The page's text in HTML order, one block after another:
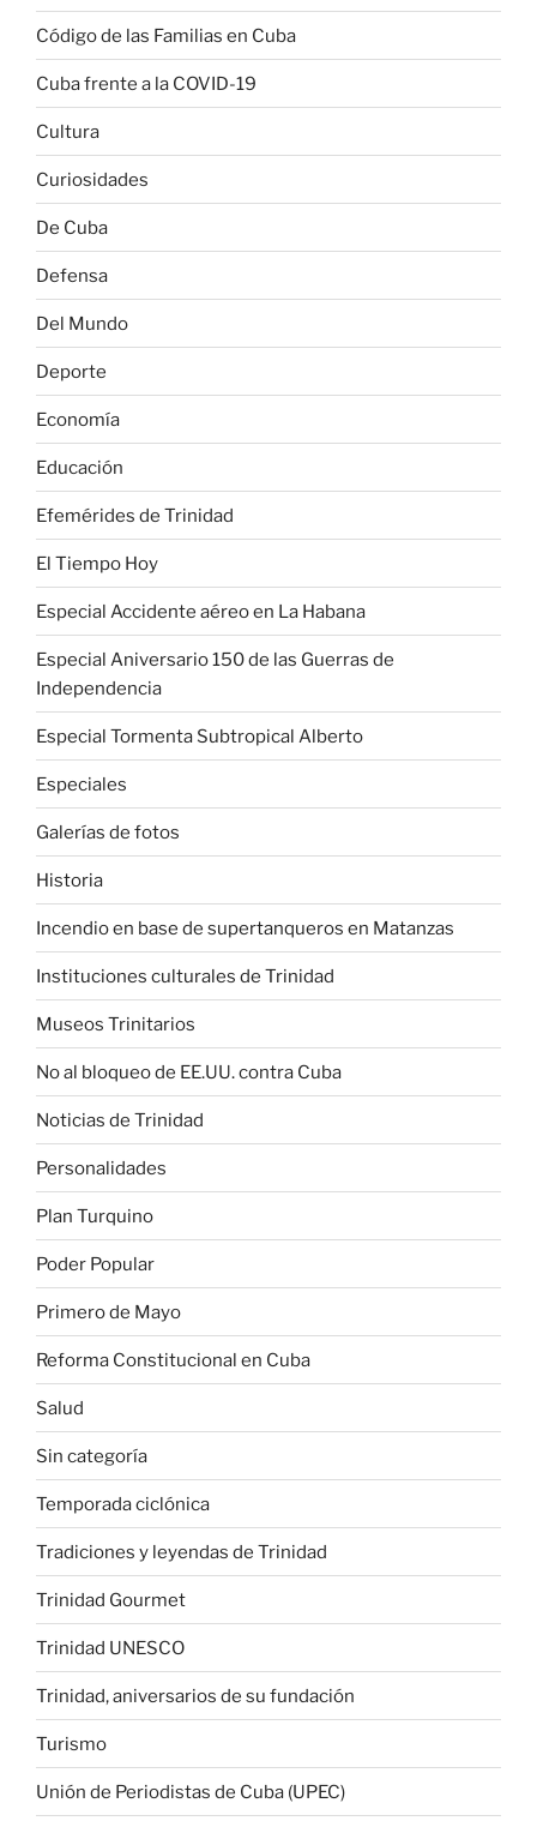
Código de las Familias en Cuba
Cuba frente a la COVID-19
Cultura
Curiosidades
De Cuba
Defensa
Del Mundo
Deporte
Economía
Educación
Efemérides de Trinidad
El Tiempo Hoy
Especial Accidente aéreo en La Habana
Especial Aniversario 150 de las Guerras de
Independencia
Especial Tormenta Subtropical Alberto
Especiales
Galerías de fotos
Historia
Incendio en base de supertanqueros en Matanzas
Instituciones culturales de Trinidad
Museos Trinitarios
No al bloqueo de EE.UU. contra Cuba
Noticias de Trinidad
Personalidades
Plan Turquino
Poder Popular
Primero de Mayo
Reforma Constitucional en Cuba
Salud
Sin categoría
Temporada ciclónica
Tradiciones y leyendas de Trinidad
Trinidad Gourmet
Trinidad UNESCO
Trinidad, aniversarios de su fundación
Turismo
Unión de Periodistas de Cuba (UPEC)